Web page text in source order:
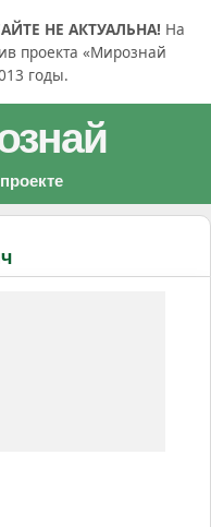
НЕ АКТУАЛЬНА! На
проекта «Мирознай
годы.